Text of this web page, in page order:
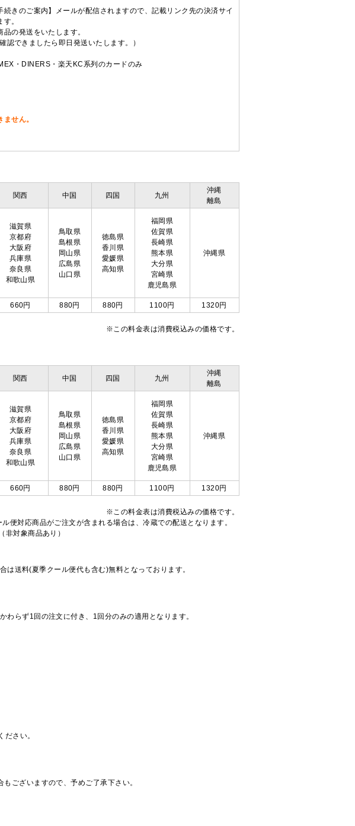
きのご案内】メールが配信されますので、記載リンク先の決済サイ
。
の発送をいたします。
認できましたら即日発送いたします。）
・DINERS・楽天KC系列のカードのみ
せん。
関西 中国 四国 九州
沖縄
離島
滋賀県
京都府
大阪府
兵庫県
奈良県
和歌山県
鳥取県
島根県
岡山県
広島県
山口県
徳島県
香川県
愛媛県
高知県
福岡県
佐賀県
長崎県
熊本県
大分県
宮崎県
鹿児島県
沖縄県
660円 880円 880円 1100円 1320円
※この料金表は消費税込みの価格です。
関西 中国 四国 九州
沖縄
離島
滋賀県
京都府
大阪府
兵庫県
奈良県
和歌山県
鳥取県
島根県
岡山県
広島県
山口県
徳島県
香川県
愛媛県
高知県
福岡県
佐賀県
長崎県
熊本県
大分県
宮崎県
鹿児島県
沖縄県
660円 880円 880円 1100円 1320円
※この料金表は消費税込みの価格です。
対応商品がご注文が含まれる場合は、冷蔵での配送となります。
対象商品あり）
送料(夏季クール便代も含む)無料となっております。
らず1回の注文に付き、1回分のみの適用となります。
さい。
ございますので、予めご了承下さい。